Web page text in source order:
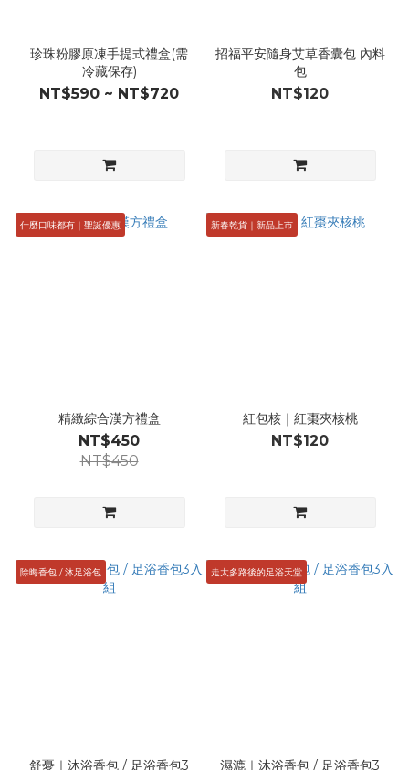
珍珠粉膠原凍手提式禮盒(需
冷藏保存)
NT$590 ~ NT$720
招福平安隨身艾草香囊包 內料
包
NT$120
什麼口味都有｜聖誕優惠
精緻綜合漢方禮盒
NT$450
NT$450
新春乾貨｜新品上市
紅包核｜紅棗夾核桃
NT$120
除晦香包 / 沐足浴包
舒憂｜沐浴香包 / 足浴香包3
走太多路後的足浴天堂
濕漉｜沐浴香包 / 足浴香包3